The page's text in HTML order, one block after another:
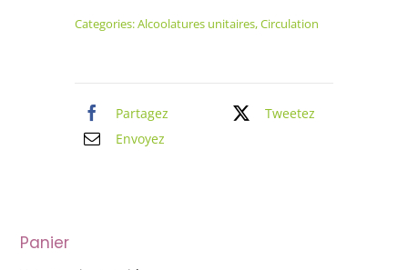
houx
Categories:Alcoolatures unitaires,Circulation
Partagez
Tweetez
Envoyez
Panier